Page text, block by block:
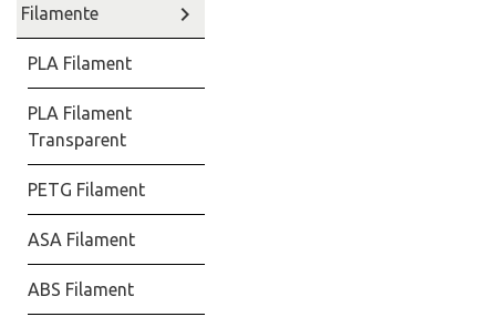
Filamente keyboard_arrow_right
PLA Filament
PLA Filament
Transparent
PETG Filament
ASA Filament
ABS Filament